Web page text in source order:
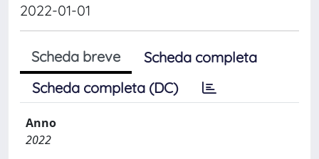
2022-01-01
Scheda breve
Scheda completa
Scheda completa (DC)
Anno
2022